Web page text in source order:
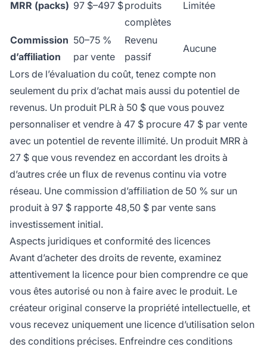
MRR (packs) 97 $–497 $produits
complètes
Limitée
Commission
d’affiliation
50–75 %
par vente
Revenu
passif
Aucune
Lors de l’évaluation du coût, tenez compte non
seulement du prix d’achat mais aussi du potentiel de
revenus. Un produit PLR à 50 $ que vous pouvez
personnaliser et vendre à 47 $ procure 47 $ par vente
avec un potentiel de revente illimité. Un produit MRR à
27 $ que vous revendez en accordant les droits à
d’autres crée un flux de revenus continu via votre
réseau. Une commission d’affiliation de 50 % sur un
produit à 97 $ rapporte 48,50 $ par vente sans
investissement initial.
Aspects juridiques et conformité des licences
Avant d’acheter des droits de revente, examinez
attentivement la licence pour bien comprendre ce que
vous êtes autorisé ou non à faire avec le produit. Le
créateur original conserve la propriété intellectuelle, et
vous recevez uniquement une licence d’utilisation selon
des conditions précises. Enfreindre ces conditions